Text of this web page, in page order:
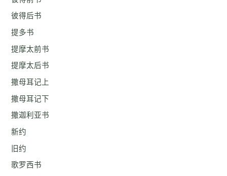
彼得后书
提多书
提摩太前书
提摩太后书
撒母耳记上
撒母耳记下
撒迦利亚书
新约
旧约
歌罗西书